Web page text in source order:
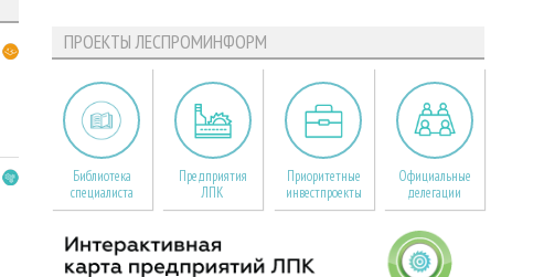
ПРОЕКТЫ ЛЕСПРОМИНФОРМ
Библиотека
специалиста
Предприятия
ЛПК
Приоритетные
инвестпроекты
Официальные
делегации